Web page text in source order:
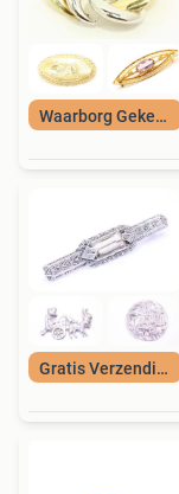
Waarborg Gekeurd
Gratis Verzending